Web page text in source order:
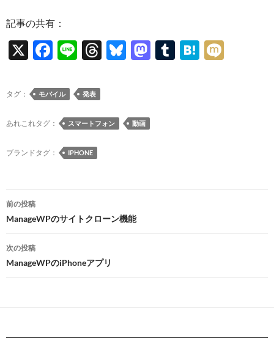
記事の共有：
X
F
e
b
o
o
Li
e
T
ds
Bl
y
M T
H
タグ： モバイル 発表
あれこれタグ： スマートフォン 動画
ブランドタグ： IPHONE
投
稿
ナ
ビ
ゲ
ー
前の投稿
ManageWPのサイトクローン機能
次の投稿
ManageWPのiPhoneアプリ